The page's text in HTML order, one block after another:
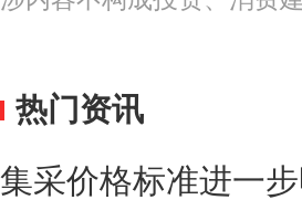
热门资讯
集采价格标准进一